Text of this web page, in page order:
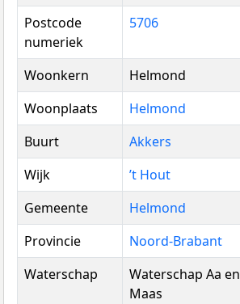
Postcode
numeriek
5706
Woonkern Helmond
Woonplaats
Helmond
Buurt
Akkers
Wijk
’t Hout
Gemeente
Helmond
Provincie
Noord-Brabant
Waterschap
Waterschap Aa en
Maas